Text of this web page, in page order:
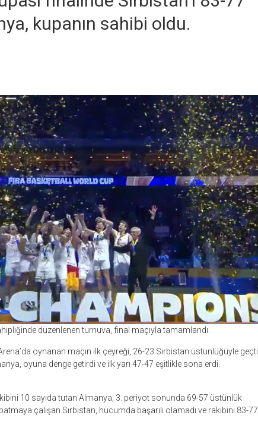
kupanın sahibi oldu.
düzenlenen turnuva, final maçıyla tamamlandı.
oynanan maçın ilk çeyreği, 26-23 Sırbistan üstünlüğüyle geçti.
oyuna denge getirdi ve ilk yarı 47-47 eşitlikle sona erdi.
10 sayıda tutan Almanya, 3. periyot sonunda 69-57 üstünlük
çalışan Sırbistan, hücumda başarılı olamadı ve rakibini 83-77